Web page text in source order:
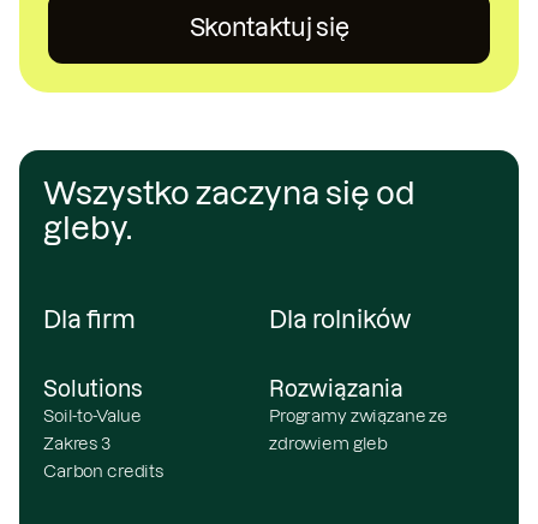
Skontaktuj się
Wszystko zaczyna się od
gleby.
Dla firm
Solutions
Soil-to-Value
Zakres 3
Carbon credits
Dla rolników
Rozwiązania
Programy związane ze
zdrowiem gleb